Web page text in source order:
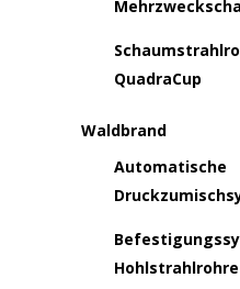
QuadraCup
Waldbrand
Automatische
Hohlstrahlrohre